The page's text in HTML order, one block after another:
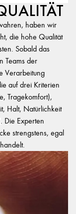
haben wir
die hohe Qualität
Sobald das
Teams der
Verarbeitung
auf drei Kriterien
Tragekomfort),
Halt, Natürlichkeit
Die Experten
strengstens, egal